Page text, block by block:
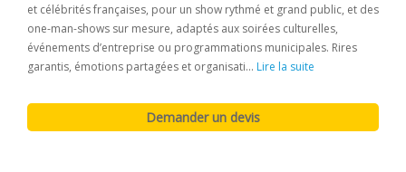
et célébrités françaises, pour un show rythmé et grand public, et des
one-man-shows sur mesure, adaptés aux soirées culturelles,
événements d’entreprise ou programmations municipales. Rires
garantis, émotions partagées et organisati... Lire la suite